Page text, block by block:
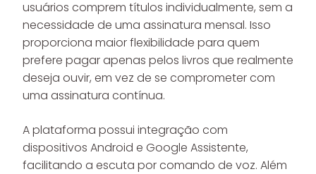
usuários comprem títulos individualmente, sem a
necessidade de uma assinatura mensal. Isso
proporciona maior flexibilidade para quem
prefere pagar apenas pelos livros que realmente
deseja ouvir, em vez de se comprometer com
uma assinatura contínua.
A plataforma possui integração com
dispositivos Android e Google Assistente,
facilitando a escuta por comando de voz. Além